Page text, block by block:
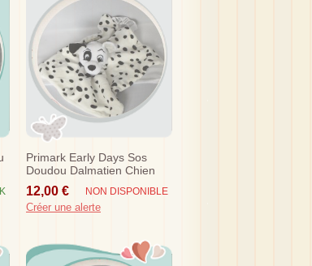
Primark Early Days Sos
Doudou Dalmatien Chien
Plat Carre Blanc Noir Disney
12,00 € NON DISPONIBLE
Créer une alerte